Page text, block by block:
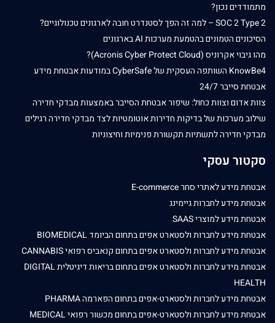
מתמודדים נכון?
SOC 2 Type 2 – למה זה הפך לסטנדרט חובה לארגונים טכנולוגיים?
הסיכונים הטמונים בהטמעת מערכות AI בארגונים
מהו גיבוי אקרוניס (Acronis Cyber Protect Cloud)?
KnowBe4 השותפה העסקית של CyberSafe במודעות אבטחת מידע
אבטחת סייבר 24/7
צוות אדום וצוות כחול: שיפור אבטחת הסייבר באמצעות מבדקי חדירה
שילוב מערכות של בדיקות חדירות אוטומטיות לצד מבדקי חדירה רגילים
מבדקי חדירה לתשתיות תקשורת פנימיות וחיצוניות
סקטור עסקי
אבטחת מידע לאתרי סחר E-commerce
אבטחת מידע לחברות גיימינג
אבטחת מידע למוצרי SAAS
אבטחת מידע לחברות ולסטארט אפים בתחום הביומד BIOMEDICAL
אבטחת מידע לחברות ולסטארט אפים בתחום קנאביס רפואי CANNABIS
אבטחת מידע לחברות ולסטארט אפים בתחום בריאות דיגיטלית DIGITAL
HEALTH
אבטחת מידע לחברות ולסטארט-אפים בתחום הפארמה PHARMA
אבטחת מידע לחברות ולסטארט-אפים בתחום מכשור רפואי MEDICAL